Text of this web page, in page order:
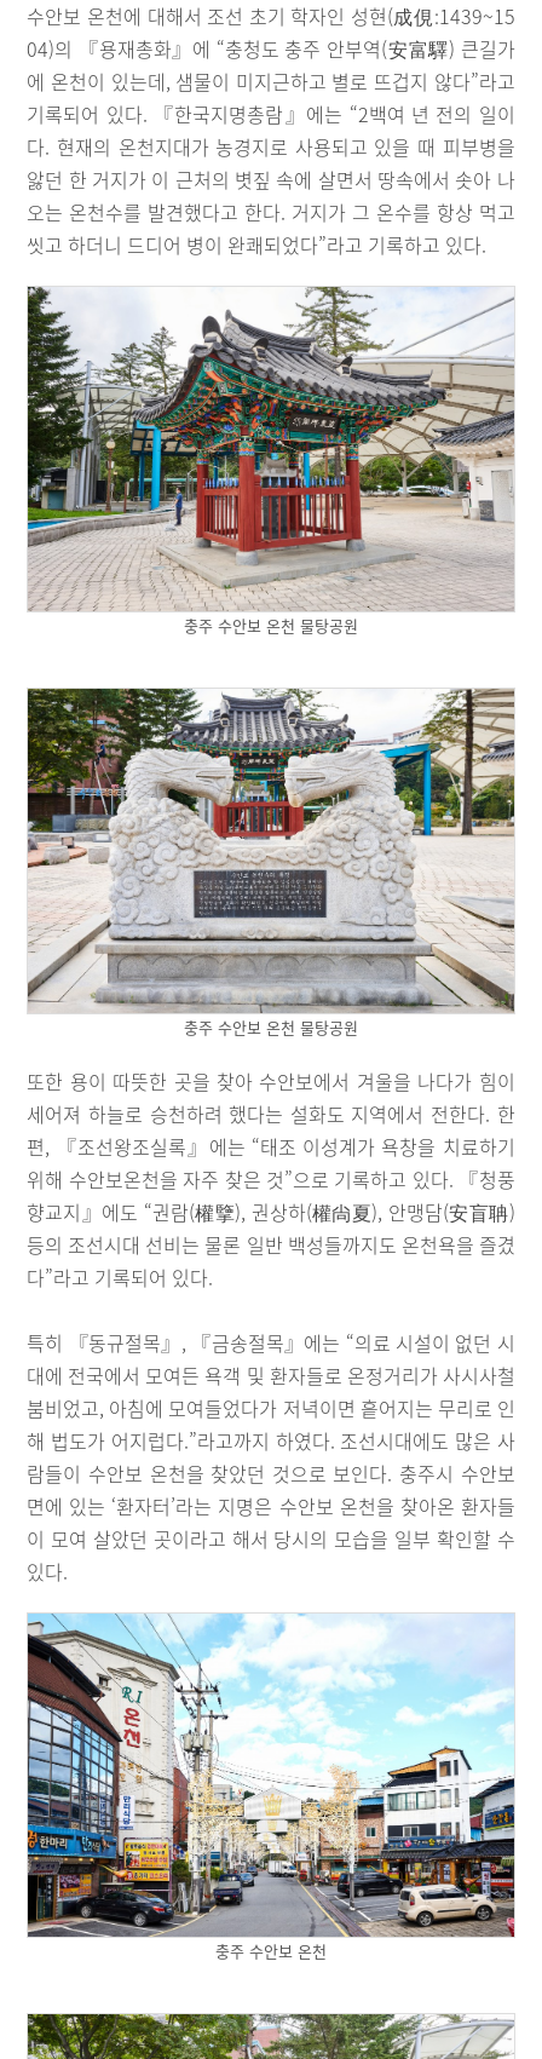
수안보 온천에 대해서 조선 초기 학자인 성현(成俔:1439~15
04)의 『용재총화』에 “충청도 충주 안부역(安富驛) 큰길가
에 온천이 있는데, 샘물이 미지근하고 별로 뜨겁지 않다”라고
기록되어 있다. 『한국지명총람』에는 “2백여 년 전의 일이
다. 현재의 온천지대가 농경지로 사용되고 있을 때 피부병을
앓던 한 거지가 이 근처의 볏짚 속에 살면서 땅속에서 솟아 나
오는 온천수를 발견했다고 한다. 거지가 그 온수를 항상 먹고
씻고 하더니 드디어 병이 완쾌되었다”라고 기록하고 있다.
충주 수안보 온천 물탕공원
충주 수안보 온천 물탕공원
또한 용이 따뜻한 곳을 찾아 수안보에서 겨울을 나다가 힘이
세어져 하늘로 승천하려 했다는 설화도 지역에서 전한다. 한
편, 『조선왕조실록』에는 “태조 이성계가 욕창을 치료하기
위해 수안보온천을 자주 찾은 것”으로 기록하고 있다. 『청풍
향교지』에도 “권람(權擥), 권상하(權尙夏), 안맹담(安盲聃)
등의 조선시대 선비는 물론 일반 백성들까지도 온천욕을 즐겼
다”라고 기록되어 있다.
특히 『동규절목』, 『금송절목』에는 “의료 시설이 없던 시
대에 전국에서 모여든 욕객 및 환자들로 온정거리가 사시사철
붐비었고, 아침에 모여들었다가 저녁이면 흩어지는 무리로 인
해 법도가 어지럽다.”라고까지 하였다. 조선시대에도 많은 사
람들이 수안보 온천을 찾았던 것으로 보인다. 충주시 수안보
면에 있는 ‘환자터’라는 지명은 수안보 온천을 찾아온 환자들
이 모여 살았던 곳이라고 해서 당시의 모습을 일부 확인할 수
있다.
충주 수안보 온천